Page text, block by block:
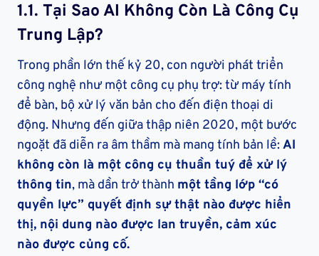
1.1. Tại Sao AI Không Còn Là Công Cụ
Trung Lập?
Trong phần lớn thế kỷ 20, con người phát triển
công nghệ như một công cụ phụ trợ: từ máy tính
để bàn, bộ xử lý văn bản cho đến điện thoại di
động. Nhưng đến giữa thập niên 2020, một bước
ngoặt đã diễn ra âm thầm mà mang tính bản lề:AI
không còn là một công cụ thuần tuý để xử lý
thông tin, mà dần trở thành một tầng lớp “có
quyền lực” quyết định sự thật nào được hiển
thị, nội dung nào được lan truyền, cảm xúc
nào được củng cố.